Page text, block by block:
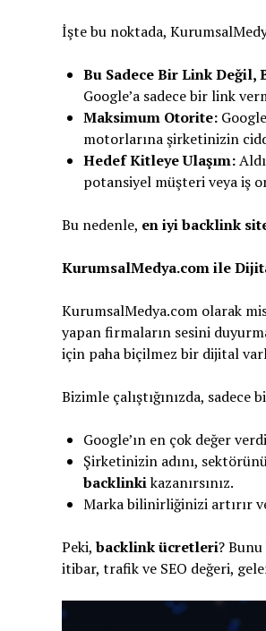
İşte bu noktada,
Bu Sadece Bir Link Değil,
Google’a sadece bir link
Maksimum Otorite:
motorlarına şirketinizin
Hedef Kitleye Ulaşım:
potansiyel müşteri veya iş
Bu nedenle, en iyi backlink
KurumsalMedya.com ile
KurumsalMedya.com olarak
yapan firmaların sesini
için paha biçilmez bir dijital
Bizimle çalıştığınızda, sadece
Google’ın en çok değer
Şirketinizin adını,
backlinkikazanırsınız.
Marka bilinirliğinizi artırır
Peki,backlink ücretleri?
itibar, trafik ve SEO değeri,